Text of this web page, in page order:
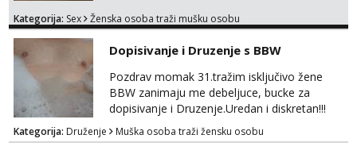
trazim puno samo malo njeznosti i
poljupce po tijelu koji me jako
pale,obozavam kad muskarac preuzme
kontrolu . javi se :) Klikni na link ispod i nadji
me tamo, cekam te!
Kategorija: Sex Ženska osoba traži mušku osobu
Dopisivanje i Druzenje s BBW
Pozdrav momak 31.tražim isključivo žene
BBW zanimaju me debeljuce, bucke za
dopisivanje i Druzenje.Uredan i diskretan!!!
Kategorija: Druženje Muška osoba traži žensku osobu